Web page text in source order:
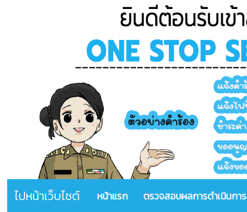
ไปหน้าเว็บไซต์ หน้าแรก ตรวจสอบผลการดำเนินการ